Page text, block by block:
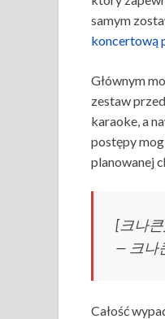
samym
koncertową
Głównym
zestaw
karaoke, a
postępy
planowanej
[크나
— 크나
Całość